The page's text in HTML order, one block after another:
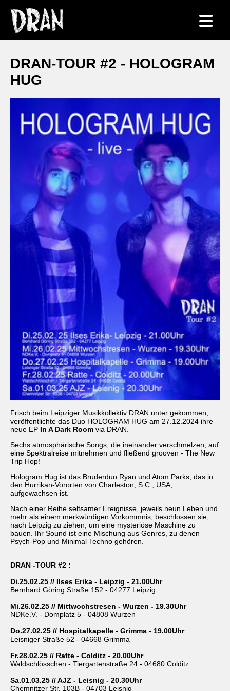
DRAN-TOUR #2 - HOLOGRAM
HUG
Frisch beim Leipziger Musikkollektiv DRAN unter gekommen,
veröffentlichte das Duo HOLOGRAM HUG am 27.12.2024 ihre
neue EP In A Dark Room via DRAN.
Sechs atmosphärische Songs, die ineinander verschmelzen, auf
eine Spektralreise mitnehmen und fließend grooven - The New
Trip Hop!
Hologram Hug ist das Bruderduo Ryan und Atom Parks, das in
den Hurrikan-Vororten von Charleston, S.C., USA,
aufgewachsen ist.
Nach einer Reihe seltsamer Ereignisse, jeweils neun Leben und
mehr als einem merkwürdigen Vorkommnis, beschlossen sie,
nach Leipzig zu ziehen, um eine mysteriöse Maschine zu
bauen. Ihr Sound ist eine Mischung aus Genres, zu denen
Psych-Pop und Minimal Techno gehören.
DRAN -TOUR #2 :
Di.25.02.25 // Ilses Erika - Leipzig - 21.00Uhr
Bernhard Göring Straße 152 - 04277 Leipzig
Mi.26.02.25 // Mittwochstresen - Wurzen - 19.30Uhr
NDKe.V. - Domplatz 5 - 04808 Wurzen
Do.27.02.25 // Hospitalkapelle - Grimma - 19.00Uhr
Leisniger Straße 52 - 04668 Grimma
Fr.28.02.25 // Ratte - Colditz - 20.00Uhr
Waldschlösschen - Tiergartenstraße 24 - 04680 Colditz
Sa.01.03.25 // AJZ - Leisnig - 20.30Uhr
Chemnitzer Str. 103B - 04703 Leisnig